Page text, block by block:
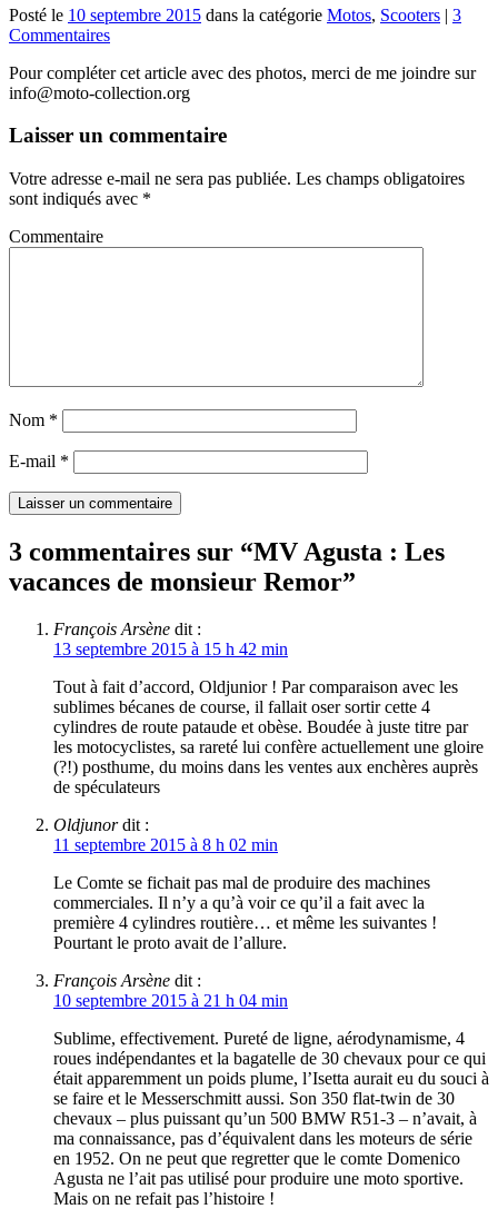
Posté le 10 septembre 2015 dans la catégorie Motos, Scooters | 3
Commentaires
Pour compléter cet article avec des photos, merci de me joindre sur
info@moto-collection.org
Laisser un commentaire
Votre adresse e-mail ne sera pas publiée. Les champs obligatoires
sont indiqués avec *
Commentaire
Nom *
E-mail *
3 commentaires sur “MV Agusta : Les
vacances de monsieur Remor”
François Arsène dit :
13 septembre 2015 à 15 h 42 min
Tout à fait d’accord, Oldjunior ! Par comparaison avec les
sublimes bécanes de course, il fallait oser sortir cette 4
cylindres de route pataude et obèse. Boudée à juste titre par
les motocyclistes, sa rareté lui confère actuellement une gloire
(?!) posthume, du moins dans les ventes aux enchères auprès
de spéculateurs
Oldjunor dit :
11 septembre 2015 à 8 h 02 min
Le Comte se fichait pas mal de produire des machines
commerciales. Il n’y a qu’à voir ce qu’il a fait avec la
première 4 cylindres routière… et même les suivantes !
Pourtant le proto avait de l’allure.
François Arsène dit :
10 septembre 2015 à 21 h 04 min
Sublime, effectivement. Pureté de ligne, aérodynamisme, 4
roues indépendantes et la bagatelle de 30 chevaux pour ce qui
était apparemment un poids plume, l’Isetta aurait eu du souci à
se faire et le Messerschmitt aussi. Son 350 flat-twin de 30
chevaux – plus puissant qu’un 500 BMW R51-3 – n’avait, à
ma connaissance, pas d’équivalent dans les moteurs de série
en 1952. On ne peut que regretter que le comte Domenico
Agusta ne l’ait pas utilisé pour produire une moto sportive.
Mais on ne refait pas l’histoire !